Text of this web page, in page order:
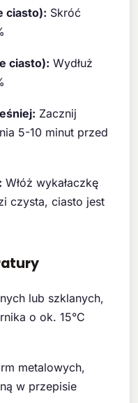
ciasto): Skróć
ciasto): Wydłuż
Zacznij
5-10 minut przed
Włóż wykałaczkę
czysta, ciasto jest
lub szklanych,
o ok. 15°C
metalowych,
w przepisie